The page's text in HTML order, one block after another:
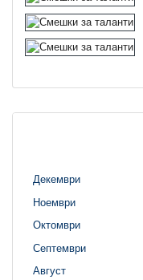
Декември
Ноември
Октомври
Септември
Август